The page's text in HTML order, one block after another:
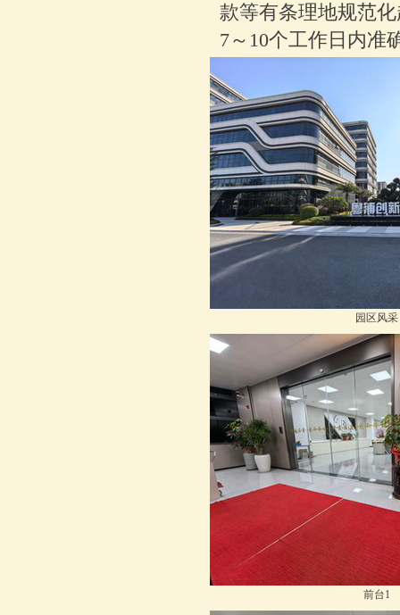
款等有条理地规范
7～10个工作日内准
园区风采
前台1